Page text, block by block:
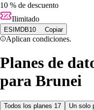
10 % de descuento
Ilimitado
ESIMDB10 Copiar
Aplican condiciones.
Planes de
para Brunei
Todos los planes 17 Un solo